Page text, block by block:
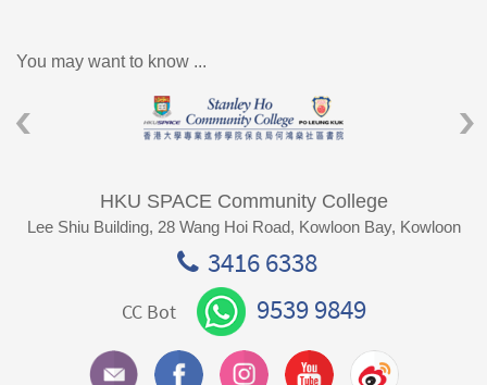
You may want to know ...
HKU SPACE Community College
Lee Shiu Building, 28 Wang Hoi Road, Kowloon Bay, Kowloon
3416 6338
CC Bot 9539 9849